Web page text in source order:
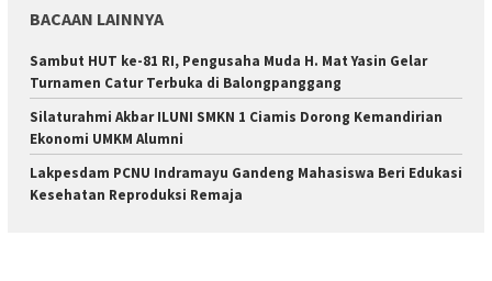
BACAAN LAINNYA
Sambut HUT ke-81 RI, Pengusaha Muda H. Mat Yasin Gelar
Turnamen Catur Terbuka di Balongpanggang
Silaturahmi Akbar ILUNI SMKN 1 Ciamis Dorong Kemandirian
Ekonomi UMKM Alumni
Lakpesdam PCNU Indramayu Gandeng Mahasiswa Beri Edukasi
Kesehatan Reproduksi Remaja